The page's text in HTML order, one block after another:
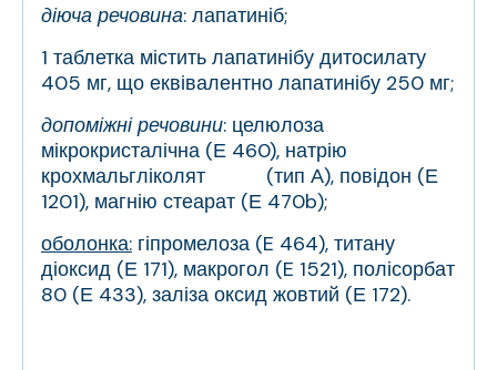
діюча речовина: лапатиніб;
1 таблетка містить лапатинібу дитосилату
405 мг, що еквівалентно лапатинібу 250 мг;
допоміжні речовини: целюлоза
мікрокристалічна (Е 460), натрію
крохмальгліколят (тип А), повідон (Е
1201), магнію стеарат (Е 470b);
оболонка: гіпромелоза (E 464), титану
діоксид (Е 171), макрогол (E 1521), полісорбат
80 (Е 433), заліза оксид жовтий (Е 172).